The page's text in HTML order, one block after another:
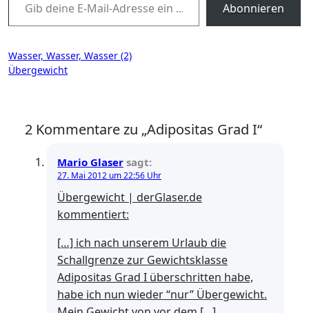
Abonnieren
Beitragsnavigation
Wasser, Wasser, Wasser (2)
Übergewicht
2 Kommentare zu „Adipositas Grad I“
Mario Glaser sagt:
27. Mai 2012 um 22:56 Uhr
Übergewicht | derGlaser.de
kommentiert:
[…] ich nach unserem Urlaub die
Schallgrenze zur Gewichtsklasse
Adipositas Grad I überschritten habe,
habe ich nun wieder “nur” Übergewicht.